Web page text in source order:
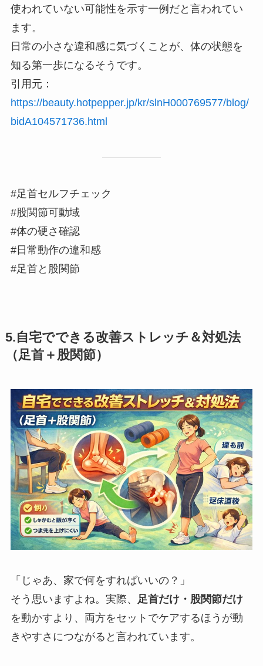
使われていない可能性を示す一例だと言われてい
ます。
日常の小さな違和感に気づくことが、体の状態を
知る第一歩になるそうです。
引用元：
https://beauty.hotpepper.jp/kr/slnH000769577/blog/
bidA104571736.html
#足首セルフチェック
#股関節可動域
#体の硬さ確認
#日常動作の違和感
#足首と股関節
5.自宅でできる改善ストレッチ＆対処法
（足首＋股関節）
「じゃあ、家で何をすればいいの？」
そう思いますよね。実際、 足首だけ・股関節だけ
を動かすより、両方をセットでケアするほうが動
きやすさにつながると言われています。